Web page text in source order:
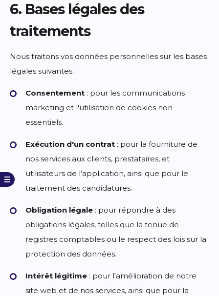
6. Bases légales des
traitements
Nous traitons vos données personnelles sur les bases
légales suivantes :
Consentement : pour les communications
marketing et l'utilisation de cookies non
essentiels.
Exécution d'un contrat : pour la fourniture de
nos services aux clients, prestataires, et
utilisateurs de l’application, ainsi que pour le
traitement des candidatures.
Obligation légale : pour répondre à des
obligations légales, telles que la tenue de
registres comptables ou le respect des lois sur la
protection des données.
Intérêt légitime : pour l'amélioration de notre
site web et de nos services, ainsi que pour la